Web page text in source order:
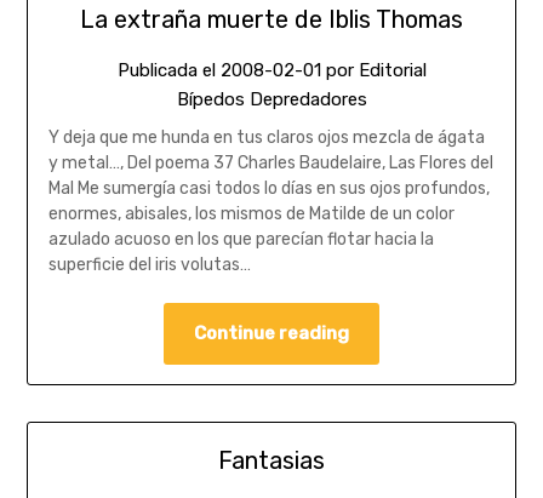
La extraña muerte de Iblis Thomas
Publicada el 2008-02-01por Editorial
Bípedos Depredadores
Y deja que me hunda en tus claros ojos mezcla de ágata
y metal…, Del poema 37 Charles Baudelaire, Las Flores del
Mal Me sumergía casi todos lo días en sus ojos profundos,
enormes, abisales, los mismos de Matilde de un color
azulado acuoso en los que parecían flotar hacia la
superficie del iris volutas…
Continue reading
Fantasias